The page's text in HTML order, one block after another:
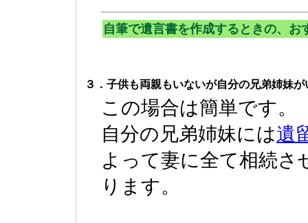
自筆で遺言書を作成するときの、お
３．子供も両親もいないが自分の兄弟姉妹が
この場合は簡単です。
自分の兄弟姉妹には遺
よって妻に全て相続
ります。